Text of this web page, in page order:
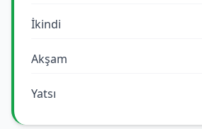
İkindi
Akşam
Yatsı